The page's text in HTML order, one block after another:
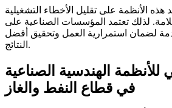
هذه الأنظمة على تقليل الأخطاء التشغيلية
لذلك تعتمد المؤسسات الصناعية على
لضمان استمرارية العمل وتحقيق أفضل
النتائج.
للأنظمة الهندسية الصناعية
في قطاع النفط والغاز